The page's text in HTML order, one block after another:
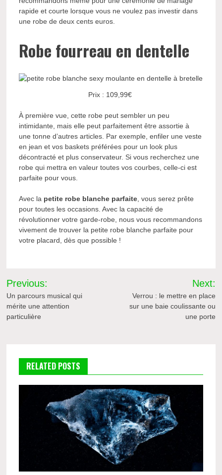
rapide et courte lorsque vous ne voulez pas investir dans
une robe de deux cents euros.
Robe fourreau en dentelle
Prix : 109,99€
À première vue, cette robe peut sembler un peu
intimidante, mais elle peut parfaitement être assortie à
une tonne d’autres articles. Par exemple, enfiler une veste
en jean et vos baskets préférées pour un look plus
décontracté et plus conservateur. Si vous recherchez une
robe qui mettra en valeur toutes vos courbes, celle-ci est
parfaite pour vous.
Avec la petite robe blanche parfaite , vous serez prête
pour toutes les occasions. Avec la capacité de
révolutionner votre garde-robe, nous vous recommandons
vivement de trouver la petite robe blanche parfaite pour
votre placard, dès que possible !
Navigation
de
l’article
Previous:
Un parcours musical qui
mérite une attention
particulière
Next:
Verrou : le mettre en place
sur une baie coulissante ou
une porte
RELATED POSTS